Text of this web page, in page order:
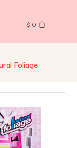
$ 0
Foliage